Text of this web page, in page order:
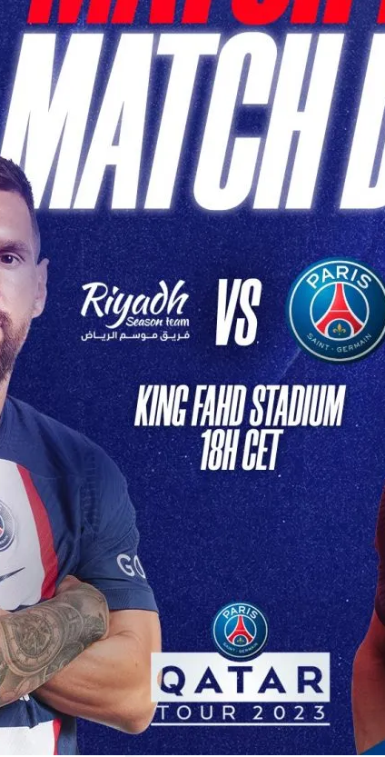
de Ce Soir: Un
en
PSG Affronte Son
Ce soir,…